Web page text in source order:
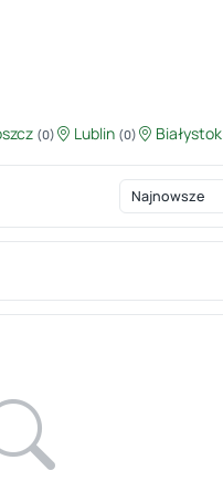
(0) Lublin (0) Białystok